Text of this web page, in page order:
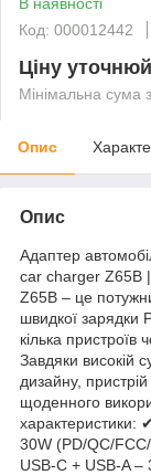
Код: 000012442
Ціну
Мінімальна сума
Опис
Опис
Адаптер
car charger Z65B
Z65B – це
швидкої зарядки
кілька
Завдяки високій
дизайну,
щоденного
характеристики:
30W (PD/QC/
USB-C + USB-A –